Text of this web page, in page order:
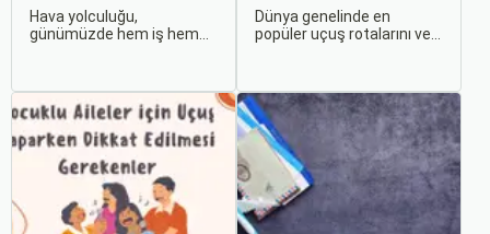
Seçersiniz?
Hava yolculuğu,
günümüzde hem iş hem
Ancak, her hava yolu
firması sunduğu hizmetler
ve fiyatlandırma politikaları
açısından farklılık gösterir.
Dünya genelinde en
popüler uçuş rotalarını ve
kapsamlı bir konudur. En
popüler rotalar, çeşitli
faktörlere bağlı olarak
değişebilir; bunlar arasında
ekonomik durumlar, turizm
trendleri ve uluslararası
ilişkiler bulunmaktadır.